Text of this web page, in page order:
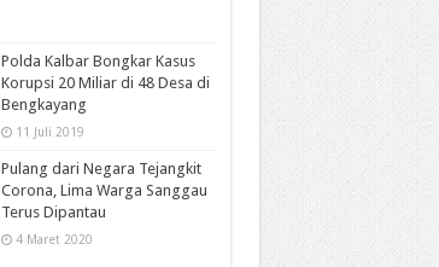
Polda Kalbar Bongkar Kasus
Korupsi 20 Miliar di 48 Desa di
Bengkayang
11 Juli 2019
Pulang dari Negara Tejangkit
Corona, Lima Warga Sanggau
Terus Dipantau
4 Maret 2020